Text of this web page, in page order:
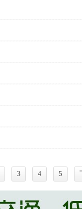
3 4 5